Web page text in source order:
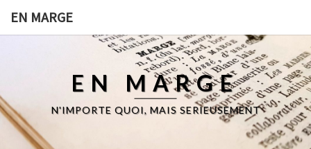
EN MARGE
EN MARGE
N'IMPORTE QUOI, MAIS SERIEUSEMENT